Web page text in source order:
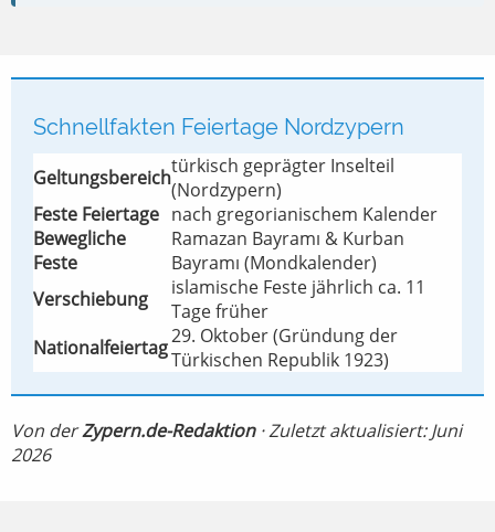
Schnellfakten Feiertage Nordzypern
Geltungsbereichtürkisch geprägter Inselteil
(Nordzypern)
Feste Feiertage nach gregorianischem Kalender
Bewegliche
Feste
Ramazan Bayramı & Kurban
Bayramı (Mondkalender)
Verschiebung
islamische Feste jährlich ca. 11
Tage früher
Nationalfeiertag29. Oktober (Gründung der
Türkischen Republik 1923)
Von derZypern.de-Redaktion· Zuletzt aktualisiert: Juni
2026